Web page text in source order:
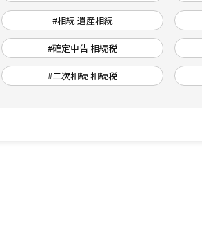
#相続 遺産相続
#確定申告 相続税
#二次相続 相続税